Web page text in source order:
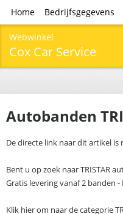
Home Bedrijfsgegevens
Webwinkel
Cox Car Service
Autobanden
De directe link naar dit artikel is
Bent u op zoek naar TRISTAR
Gratis levering vanaf 2 banden
Klik hier om naar de categorie